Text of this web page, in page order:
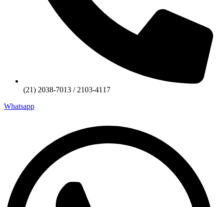
(21) 2038-7013 / 2103-4117
Whatsapp